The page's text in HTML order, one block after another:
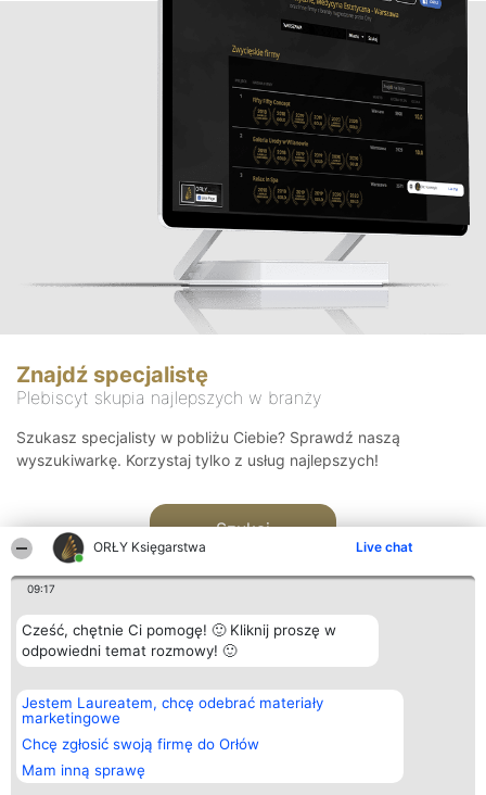
ORŁY Księgarstwa Live chat
09:17
Cześć, chętnie Ci pomogę! 🙂 Kliknij proszę w
odpowiedni temat rozmowy! 🙂
Jestem Laureatem, chcę odebrać materiały
marketingowe
Chcę zgłosić swoją firmę do Orłów
Mam inną sprawę
Znajdź specjalistę
Plebiscyt skupia najlepszych w branży
Szukasz specjalisty w pobliżu Ciebie? Sprawdź naszą
wyszukiwarkę. Korzystaj tylko z usług najlepszych!
Szukaj
Organizator plebiscytu
Bright Side Solutions sp. z o.
o. sp. k.
ul. Ruska 22
Wrocław 50-079
KRS 0000749100 | Regon
381313360 | NIP 8943132676
Plebiscyt
Laureaci
wszystkich
Laureatów
Regulamin
Kontakt
Kontakt